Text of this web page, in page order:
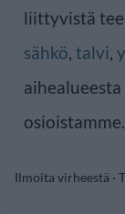
liittyvistä
sähkö, talvi,
aihealueesta
osioistamme.
Ilmoita virheestä ·